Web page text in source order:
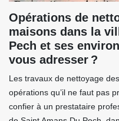
Opérations de
maisons dans la
Pech et ses
vous adresser ?
Les travaux de nettoyage
opérations qu’il ne faut pas
confier à un prestataire